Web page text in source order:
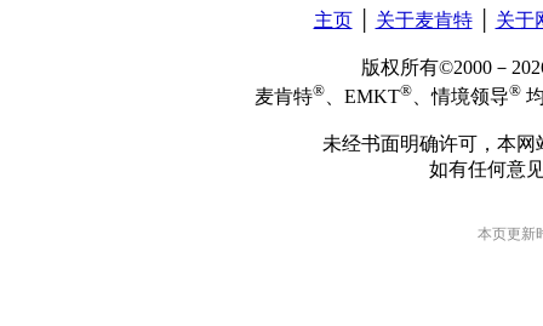
主页│ 关于麦肯特│ 关于
版权所有©2000－
麦肯特® 、EMKT® 、情境领导®
未经书面明确许可，本
如有任何意
本页更新